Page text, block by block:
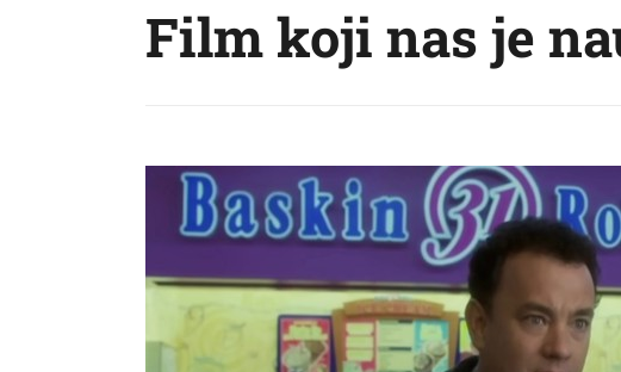
Film koji nas je